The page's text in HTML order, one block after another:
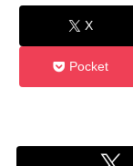
X
Pocket